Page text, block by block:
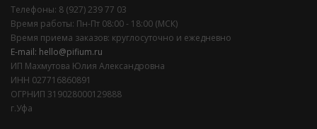
Телефоны: 8 (927) 239 77 03
Время работы: Пн-Пт 08:00 - 18:00 (МСК)
Время приема заказов: круглосуточно и ежедневно
E-mail: hello@pifium.ru
ИП Махмутова Юлия Александровна
ИНН 027716860891
ОГРНИП 319028000129888
г.Уфа